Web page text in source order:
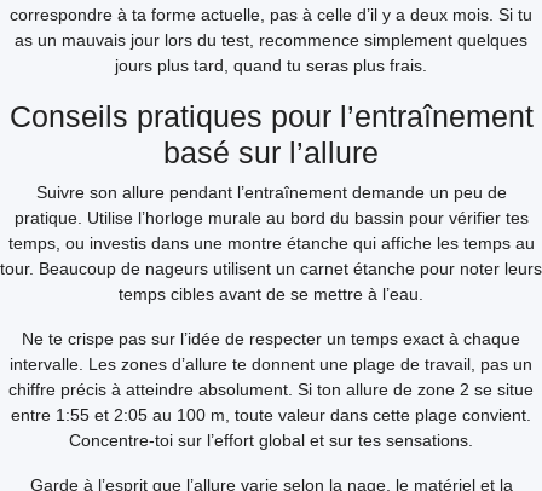
correspondre à ta forme actuelle, pas à celle d’il y a deux mois. Si tu
as un mauvais jour lors du test, recommence simplement quelques
jours plus tard, quand tu seras plus frais.
Conseils pratiques pour l’entraînement
basé sur l’allure
Suivre son allure pendant l’entraînement demande un peu de
pratique. Utilise l’horloge murale au bord du bassin pour vérifier tes
temps, ou investis dans une montre étanche qui affiche les temps au
tour. Beaucoup de nageurs utilisent un carnet étanche pour noter leurs
temps cibles avant de se mettre à l’eau.
Ne te crispe pas sur l’idée de respecter un temps exact à chaque
intervalle. Les zones d’allure te donnent une plage de travail, pas un
chiffre précis à atteindre absolument. Si ton allure de zone 2 se situe
entre 1:55 et 2:05 au 100 m, toute valeur dans cette plage convient.
Concentre-toi sur l’effort global et sur tes sensations.
Garde à l’esprit que l’allure varie selon la nage, le matériel et la